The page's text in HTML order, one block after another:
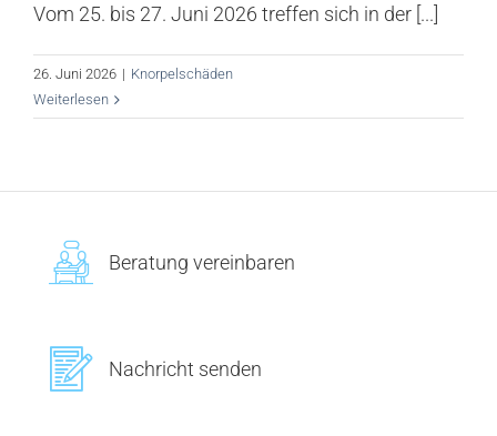
Vom 25. bis 27. Juni 2026 treffen sich in der [...]
26. Juni 2026 | Knorpelschäden
Weiterlesen
Beratung vereinbaren
Nachricht senden